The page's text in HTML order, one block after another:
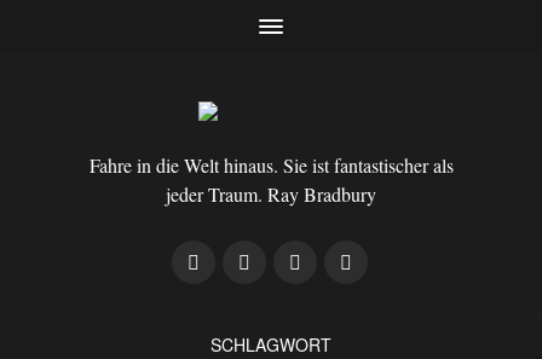
Fahre in die Welt hinaus. Sie ist fantastischer als
jeder Traum. Ray Bradbury
SCHLAGWORT